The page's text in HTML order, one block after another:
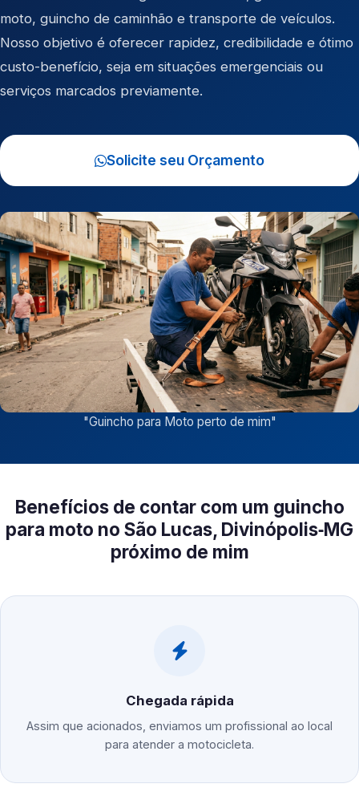
moto, guincho de caminhão e transporte de veículos.
Nosso objetivo é oferecer rapidez, credibilidade e ótimo
custo-benefício, seja em situações emergenciais ou
serviços marcados previamente.
Solicite seu Orçamento
"Guincho para Moto perto de mim"
Benefícios de contar com um guincho
para moto no São Lucas, Divinópolis‑MG
próximo de mim
Chegada rápida
Assim que acionados, enviamos um profissional ao local
para atender a motocicleta.